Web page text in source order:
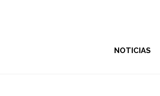
NOTICIAS